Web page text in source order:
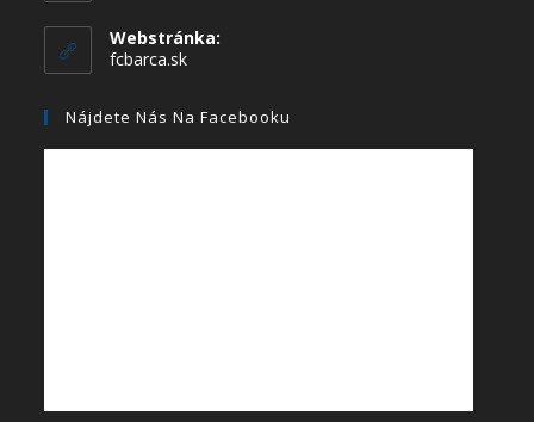
Webstránka:
fcbarca.sk
Nájdete Nás Na Facebooku